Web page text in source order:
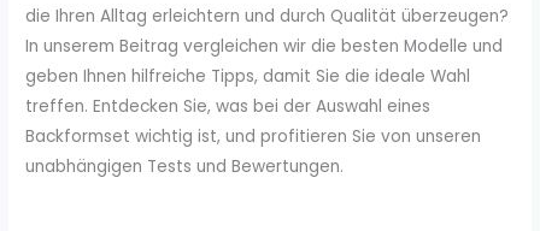
die Ihren Alltag erleichtern und durch Qualität überzeugen?
In unserem Beitrag vergleichen wir die besten Modelle und
geben Ihnen hilfreiche Tipps, damit Sie die ideale Wahl
treffen. Entdecken Sie, was bei der Auswahl eines
Backformset wichtig ist, und profitieren Sie von unseren
unabhängigen Tests und Bewertungen.